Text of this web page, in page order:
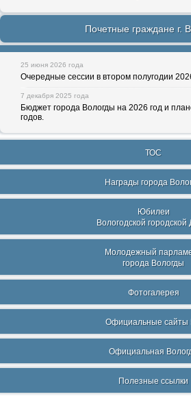
Почетные граждане г.
25 июня 2026 года
Очередные сессии в втором полугодии
7 декабря 2025 года
Бюджет города Вологды на 2026 год и
годов.
ТОС
Награды города
Юбилеи
Вологодской
Молодежный
города Вологды
Фотогалерея
Официальные сайты
Официальная
Полезные ссылки